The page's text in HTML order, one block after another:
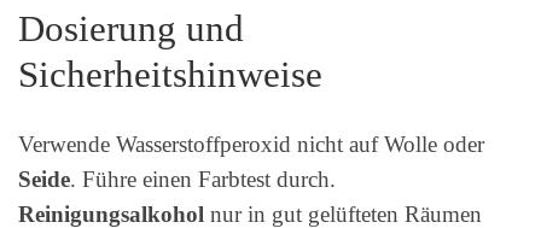
Dosierung und
Sicherheitshinweise
Verwende Wasserstoffperoxid nicht auf Wolle oder
Seide. Führe einen Farbtest durch.
Reinigungsalkohol nur in gut gelüfteten Räumen